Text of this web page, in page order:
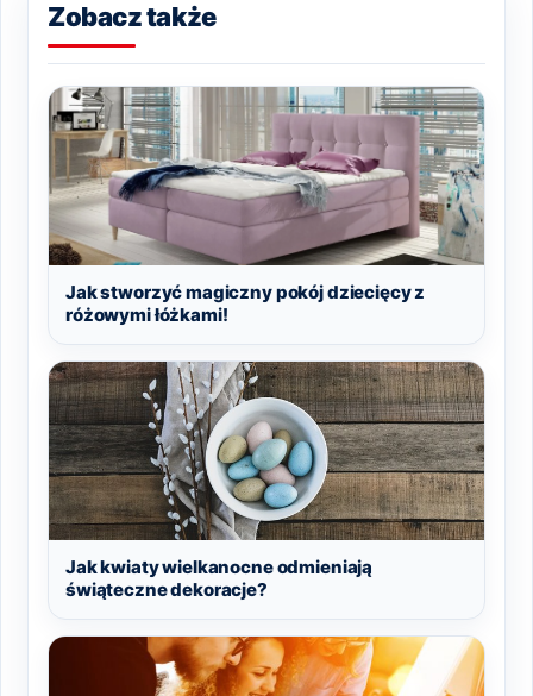
Zobacz także
Jak stworzyć magiczny pokój dziecięcy z
różowymi łóżkami!
Jak kwiaty wielkanocne odmieniają
świąteczne dekoracje?